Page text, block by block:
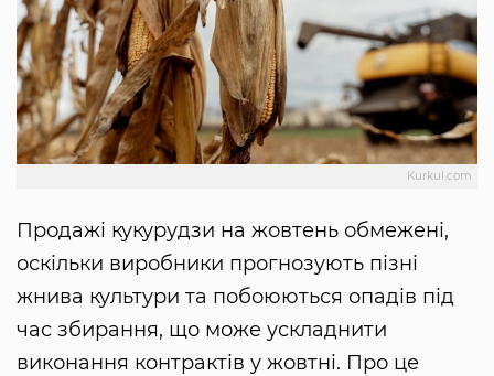
Kurkul.com
Продажі кукурудзи на жовтень обмежені,
оскільки виробники прогнозують пізні
жнива культури та побоюються опадів під
час збирання, що може ускладнити
виконання контрактів у жовтні. Про це